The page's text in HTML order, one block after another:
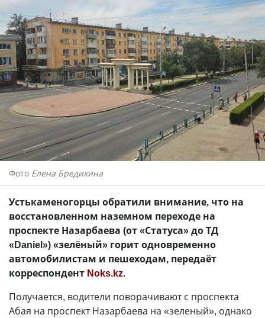
Фото Елена Бредихина
Устькаменогорцы обратили внимание, что на
восстановленном наземном переходе на
проспекте Назарбаева (от «Статуса» до ТД
«Daniel») «зелёный» горит одновременно
автомобилистам и пешеходам, передаёт
корреспондент Noks.kz.
Получается, водители поворачивают с проспекта
Абая на проспект Назарбаева на «зеленый», однако